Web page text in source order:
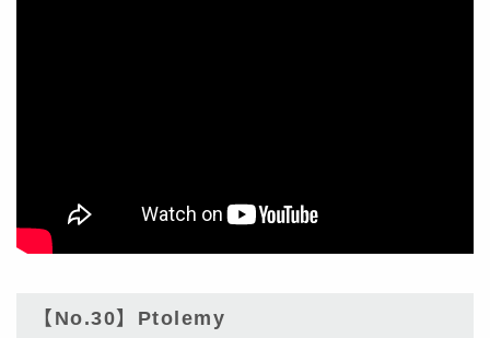
【No.30】Ptolemy